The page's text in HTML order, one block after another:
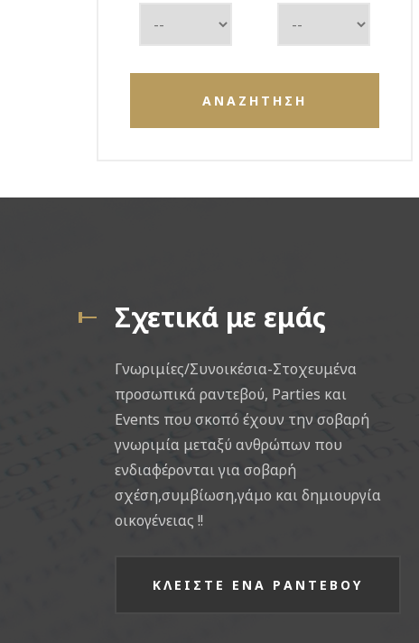
ΑΝΑΖΗΤΗΣΗ
Σχετικά με εμάς
Γνωριμίες/Συνοικέσια-Στοχευμένα
προσωπικά ραντεβού, Parties και
Events που σκοπό έχουν την σοβαρή
γνωριμία μεταξύ ανθρώπων που
ενδιαφέρονται για σοβαρή
σχέση,συμβίωση,γάμο και δημιουργία
οικογένειας !!
ΚΛΕΙΣΤΕ ΕΝΑ ΡΑΝΤΕΒΟΥ